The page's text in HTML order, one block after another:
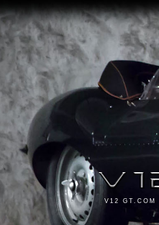
V12 GT.COM